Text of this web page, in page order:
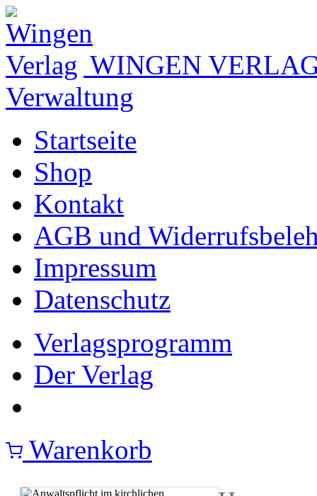
WINGEN
Verwaltung
Startseite
Shop
Kontakt
AGB und
Impressum
Datenschutz
Verlagsprogramm
Der Verlag
Warenkorb